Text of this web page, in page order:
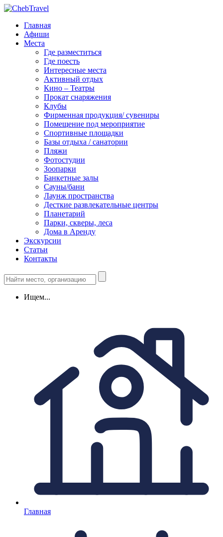
Главная
Афиши
Места
Где разместиться
Где поесть
Интересные места
Активный отдых
Кино – Театры
Прокат снаряжения
Клубы
Фирменная продукция/ сувениры
Помещение под мероприятие
Спортивные площадки
Базы отдыха / санатории
Пляжи
Фотостудии
Зоопарки
Банкетные залы
Сауны/бани
Лаунж пространства
Десткие развлекательные центры
Планетарий
Парки, скверы, леса
Дома в Аренду
Экскурсии
Статьи
Контакты
Ищем...
Главная